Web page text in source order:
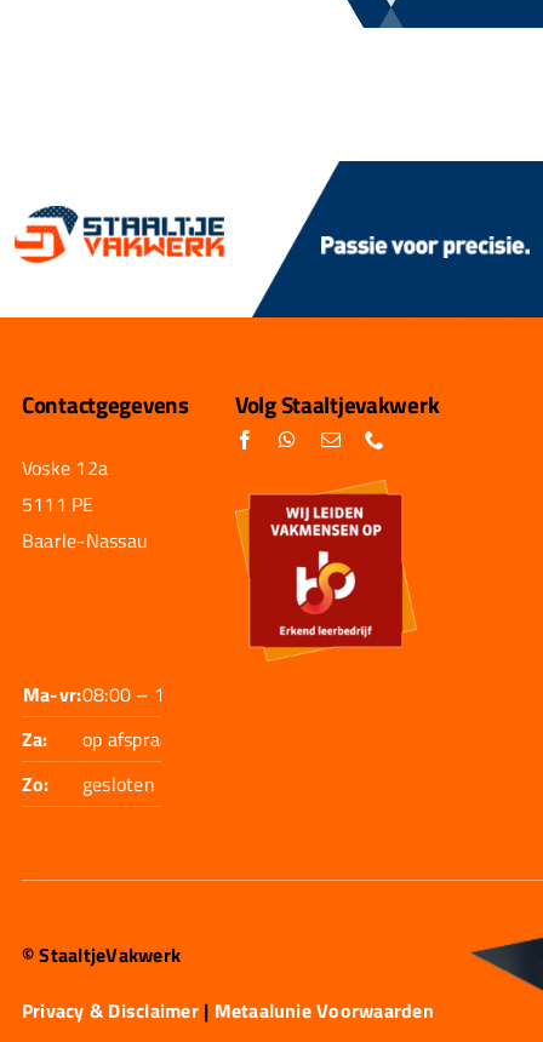
Contactgegevens
Voske 12a
5111 PE
Baarle-Nassau
Ma-vr:08:00 – 17:30
Za:
op afspraak
Zo:
gesloten
Volg Staaltjevakwerk
© StaaltjeVakwerk
Privacy & Disclaimer| Metaalunie Voorwaarden